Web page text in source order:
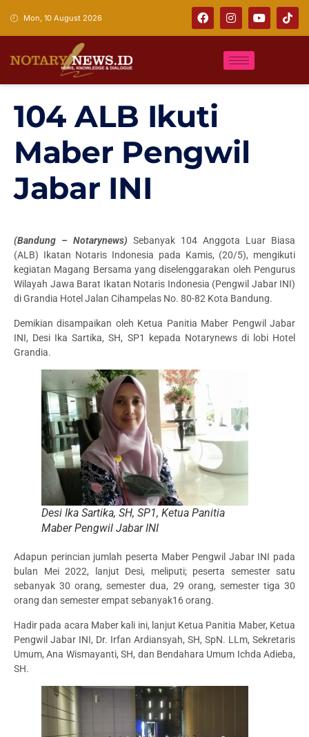
Mon, 10 August 2026
104 ALB Ikuti
Maber Pengwil
Jabar INI
(Bandung – Notarynews) Sebanyak 104 Anggota Luar Biasa
(ALB) Ikatan Notaris Indonesia pada Kamis, (20/5), mengikuti
kegiatan Magang Bersama yang diselenggarakan oleh Pengurus
Wilayah Jawa Barat Ikatan Notaris Indonesia (Pengwil Jabar INI)
di Grandia Hotel Jalan Cihampelas No. 80-82 Kota Bandung.
Demikian disampaikan oleh Ketua Panitia Maber Pengwil Jabar
INI, Desi Ika Sartika, SH, SP1 kepada Notarynews di lobi Hotel
Grandia.
Desi Ika Sartika, SH, SP1, Ketua Panitia
Maber Pengwil Jabar INI
Adapun perincian jumlah peserta Maber Pengwil Jabar INI pada
bulan Mei 2022, lanjut Desi, meliputi; peserta semester satu
sebanyak 30 orang, semester dua, 29 orang, semester tiga 30
orang dan semester empat sebanyak16 orang.
Hadir pada acara Maber kali ini, lanjut Ketua Panitia Maber, Ketua
Pengwil Jabar INI, Dr. Irfan Ardiansyah, SH, SpN. LLm, Sekretaris
Umum, Ana Wismayanti, SH, dan Bendahara Umum Ichda Adieba,
SH.